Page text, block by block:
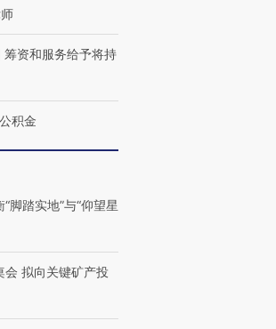
资和服务给予将持
积金
脚踏实地”与“仰望星
会 拟向关键矿产投